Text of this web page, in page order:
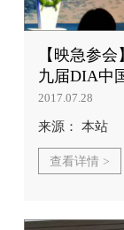
【映急参
九届DIA中
2017.07.28
来源： 本站
查看详情 >